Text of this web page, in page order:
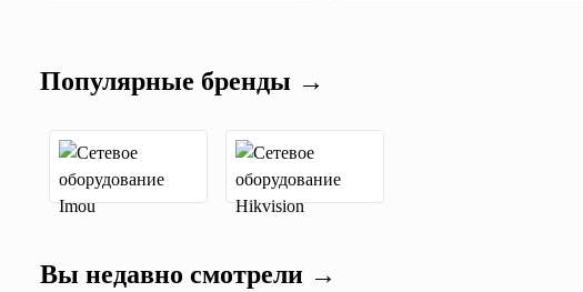
Популярные бренды →
Вы недавно смотрели →